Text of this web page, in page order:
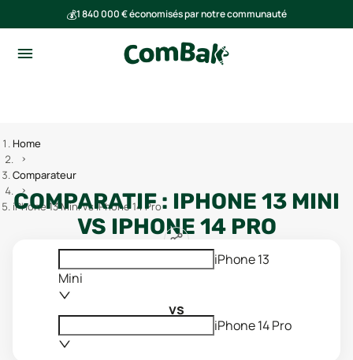
💰1 840 000 € économisés par notre communauté
Home
Comparateur
iPhone 13 Mini vs iPhone 14 Pro
COMPARATIF : IPHONE 13 MINI
VS IPHONE 14 PRO
iPhone 13
Mini
vs
iPhone 14 Pro